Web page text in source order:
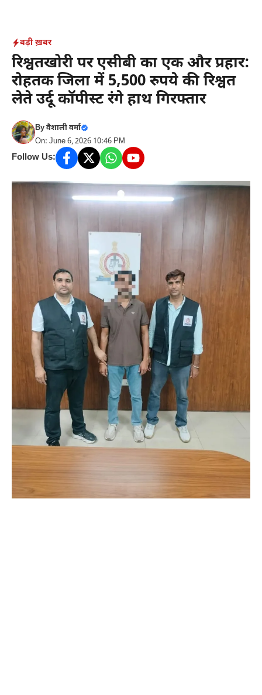
content
बड़ी ख़बर
रिश्वतखोरी पर एसीबी का एक और प्रहार:
रोहतक जिला में 5,500 रुपये की रिश्वत
लेते उर्दू कॉपीस्ट रंगे हाथ गिरफ्तार
Byवैशाली वर्मा
On: June 6, 2026 10:46 PM
Follow Us: